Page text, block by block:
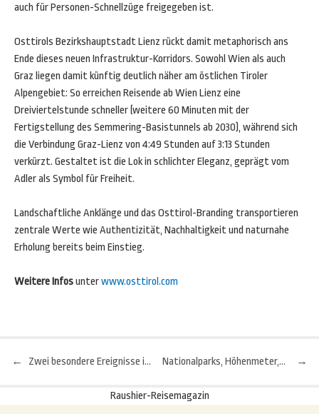
auch für Personen-Schnellzüge freigegeben ist.
Osttirols Bezirkshauptstadt Lienz rückt damit metaphorisch ans
Ende dieses neuen Infrastruktur-Korridors. Sowohl Wien als auch
Graz liegen damit künftig deutlich näher am östlichen Tiroler
Alpengebiet: So erreichen Reisende ab Wien Lienz eine
Dreiviertelstunde schneller (weitere 60 Minuten mit der
Fertigstellung des Semmering-Basistunnels ab 2030), während sich
die Verbindung Graz-Lienz von 4:49 Stunden auf 3:13 Stunden
verkürzt. Gestaltet ist die Lok in schlichter Eleganz, geprägt vom
Adler als Symbol für Freiheit.
Landschaftliche Anklänge und das Osttirol-Branding transportieren
zentrale Werte wie Authentizität, Nachhaltigkeit und naturnahe
Erholung bereits beim Einstieg.
Weitere Infosunterwww.osttirol.com
Beitragsnavigation
← Zwei besondere Ereignisse in Bozen: Weinkost und Blumenmarkt →
Nationalparks, Höhenmeter, Tropenklima: Trekkingreise nach Costa Rica
Raushier-Reisemagazin